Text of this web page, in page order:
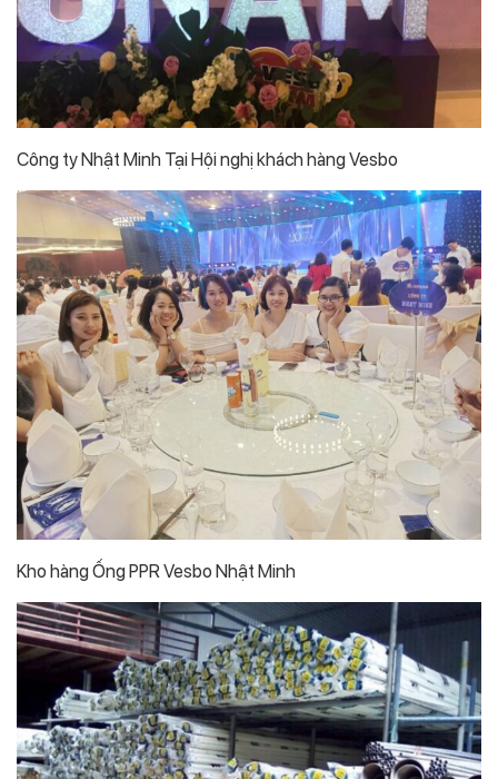
Công ty Nhật Minh Tại Hội nghị khách hàng Vesbo
Kho hàng Ống PPR Vesbo Nhật Minh